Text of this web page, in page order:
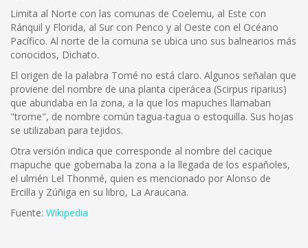
Limita al Norte con las comunas de Coelemu, al Este con
Ránquil y Florida, al Sur con Penco y al Oeste con el Océano
Pacífico. Al norte de la comuna se ubica uno sus balnearios más
conocidos, Dichato.
El origen de la palabra Tomé no está claro. Algunos señalan que
proviene del nombre de una planta ciperácea (Scirpus riparius)
que abundaba en la zona, a la que los mapuches llamaban
"trome", de nombre común tagua-tagua o estoquilla. Sus hojas
se utilizaban para tejidos.
Otra versión indica que corresponde al nombre del cacique
mapuche que gobernaba la zona a la llegada de los españoles,
el ulmén Lel Thonmé, quien es mencionado por Alonso de
Ercilla y Zúñiga en su libro, La Araucana.
Fuente: Wikipedia